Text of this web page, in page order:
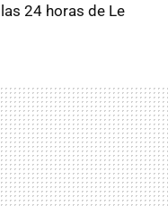
24 horas de Le